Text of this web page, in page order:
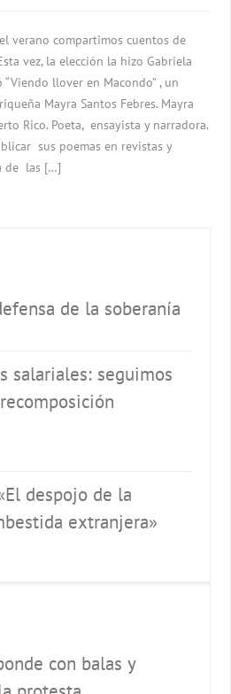
verano compartimos cuentos de
vez, la elección la hizo Gabriela
llover en Macondo” , un
Mayra Santos Febres. Mayra
Rico. Poeta, ensayista y narradora.
sus poemas en revistas y
de las […]
de la soberanía
salariales: seguimos
despojo de la
extranjera»
con balas y